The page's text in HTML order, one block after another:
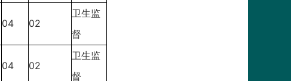
04 02
卫生监
督
04 02
卫生监
督